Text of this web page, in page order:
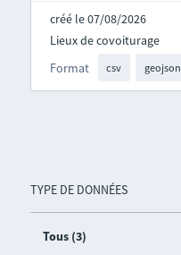
TYPE DE DONNÉES
Tous (3)
créé le 07/08/2026
Format csv geojson
Lieux de covoiturage